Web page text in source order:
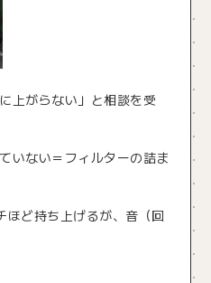
上がらない」と相談を受
いない＝フィルターの詰ま
ほど持ち上げるが、音（回